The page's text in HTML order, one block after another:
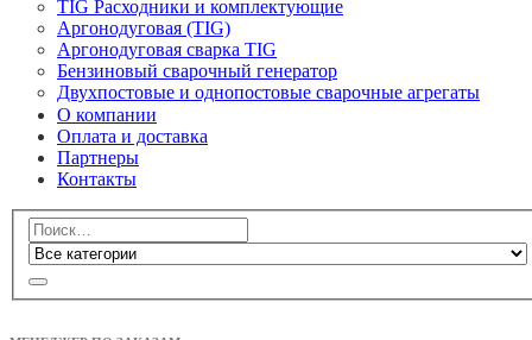
TIG Расходники и комплектующие
Аргонодуговая (TIG)
Аргонодуговая сварка TIG
Бензиновый сварочный генератор
Двухпостовые и однопостовые сварочные агрегаты
О компании
Оплата и доставка
Партнеры
Контакты